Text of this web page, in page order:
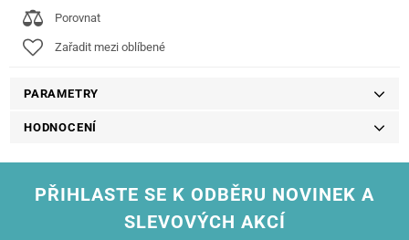
Porovnat
Zařadit mezi oblíbené
PARAMETRY
HODNOCENÍ
PŘIHLASTE SE K ODBĚRU NOVINEK A
SLEVOVÝCH AKCÍ